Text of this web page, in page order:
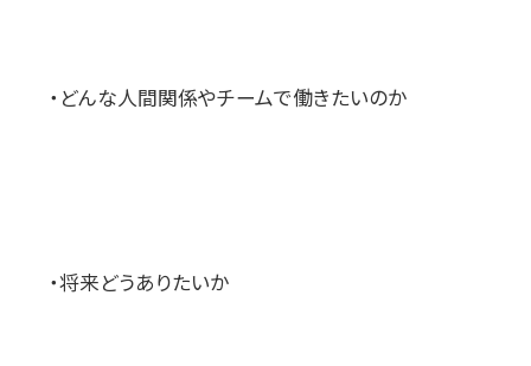
・どんな人間関係やチームで働きたいのか
・将来どうありたいか